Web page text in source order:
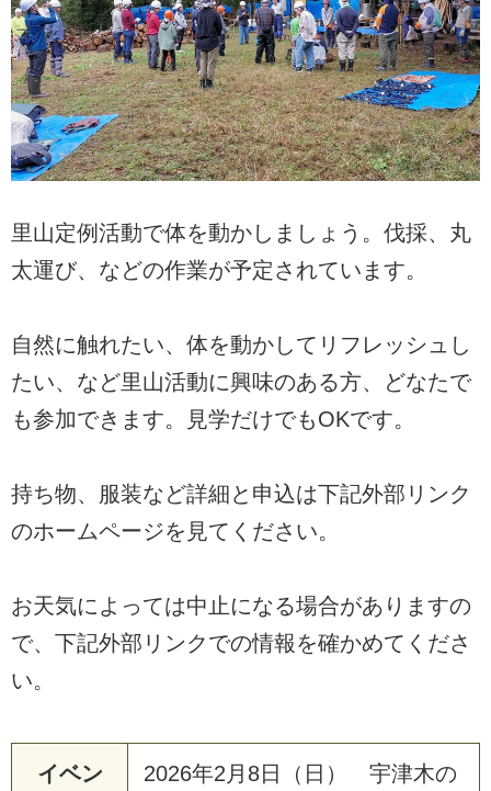
里山定例活動で体を動かしましょう。伐採、丸
太運び、などの作業が予定されています。
自然に触れたい、体を動かしてリフレッシュし
たい、など里山活動に興味のある方、どなたで
も参加できます。見学だけでもOKです。
持ち物、服装など詳細と申込は下記外部リンク
のホームページを見てください。
お天気によっては中止になる場合がありますの
で、下記外部リンクでの情報を確かめてくださ
い。
イベン 2026年2月8日（日） 宇津木の